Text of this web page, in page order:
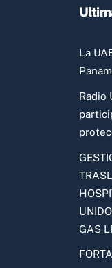
La
Radio
GAS